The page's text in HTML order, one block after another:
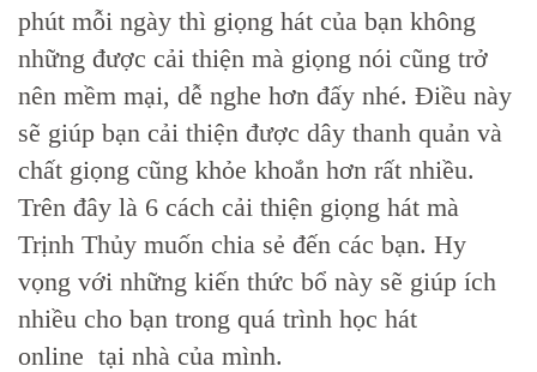
phút mỗi ngày thì giọng hát của bạn không
những được cải thiện mà giọng nói cũng trở
nên mềm mại, dễ nghe hơn đấy nhé. Điều này
sẽ giúp bạn cải thiện được dây thanh quản và
chất giọng cũng khỏe khoắn hơn rất nhiều.
Trên đây là 6 cách cải thiện giọng hát mà
Trịnh Thủy muốn chia sẻ đến các bạn. Hy
vọng với những kiến thức bổ này sẽ giúp ích
nhiều cho bạn trong quá trình học hát
online tại nhà của mình.